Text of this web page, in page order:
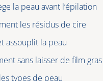
la peau avant l’épilation
les résidus de cire
assouplit la peau
sans laisser de film gras
types de peau